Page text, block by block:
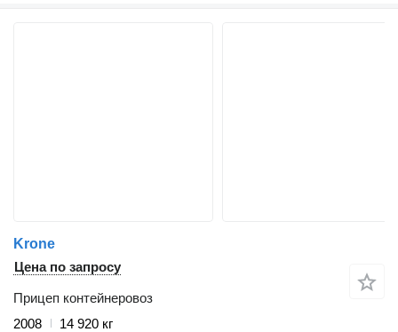
Krone
Цена по запросу
Прицеп контейнеровоз
2008
14 920 кг